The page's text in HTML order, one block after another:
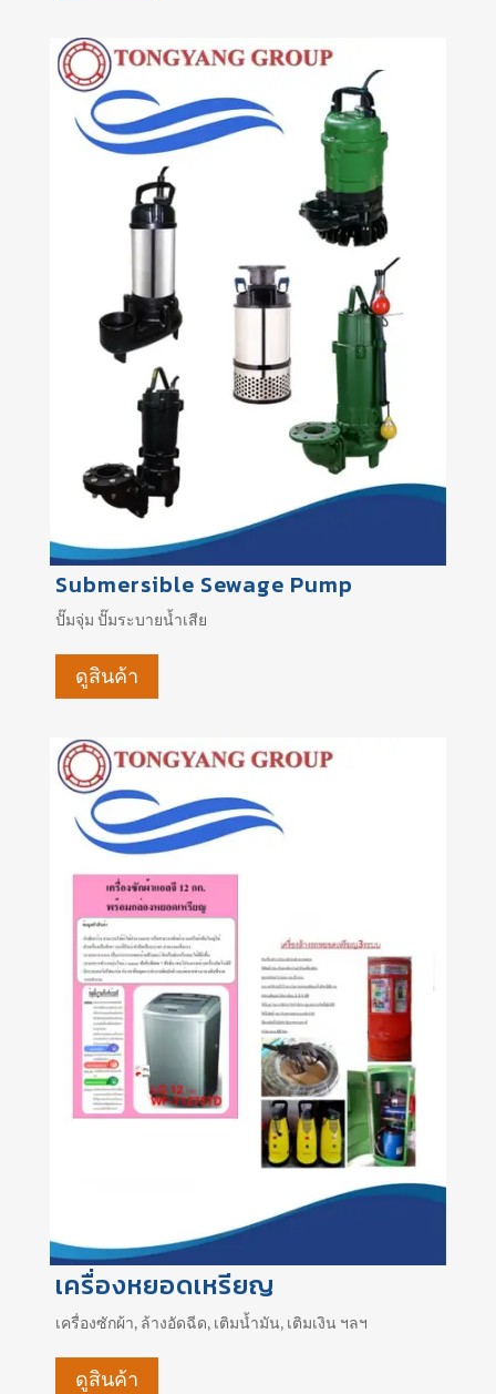
Submersible Sewage Pump
ปั๊มจุ่มปั๊มระบายน้ำเสีย
ดูสินค้า
เครื่องหยอดเหรียญ
เครื่องซักผ้า, ล้างอัดฉีด, เติมน้ำมัน, เติมเงิน ฯลฯ
ดูสินค้า